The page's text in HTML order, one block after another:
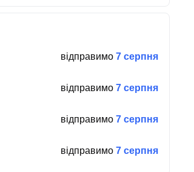
відправимо 7 серпня
відправимо 7 серпня
відправимо 7 серпня
відправимо 7 серпня